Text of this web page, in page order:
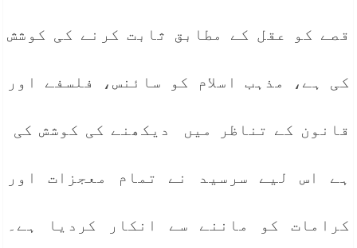
قصے کو عقل کے مطابق ثابت کرنے کی کوشش
کی ہے، مذہب اسلام کو سائنس، فلسفے اور
قانون کے تناظر میں دیکھنے کی کوشش کی
ہے اس لیے سرسید نے تمام معجزات اور
کرامات کو ماننے سے انکار کردیا ہے۔